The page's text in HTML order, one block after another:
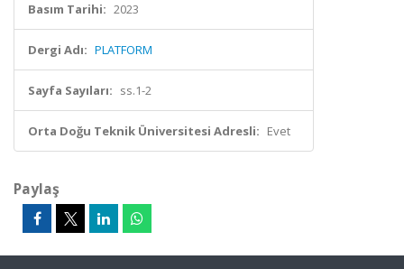
Basım Tarihi: 2023
Dergi Adı: PLATFORM
Sayfa Sayıları: ss.1-2
Orta Doğu Teknik Üniversitesi Adresli: Evet
Paylaş